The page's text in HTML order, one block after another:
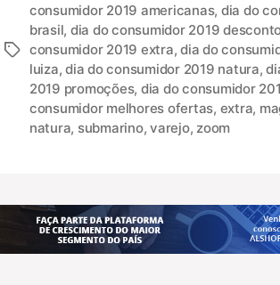
consumidor 2019 americanas, dia do
brasil, dia do consumidor 2019
consumidor 2019 extra,dia do
luiza,dia do consumidor 2019 natura,
2019 promoções, dia do consumidor
consumidor melhores ofertas, extra,
natura, submarino,varejo, zoom